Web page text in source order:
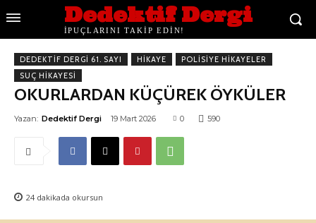
Dedektif Dergi
İPUÇLARINI TAKİP EDİN!
DEDEKTIF DERGI 61. SAYI HIKAYE
POLISIYE HIKAYELER
SUÇ HIKAYESI
OKURLARDAN KÜÇÜREK ÖYKÜLER
Yazan: Dedektif Dergi 19 Mart 2026 0 590
24 dakikada okursun